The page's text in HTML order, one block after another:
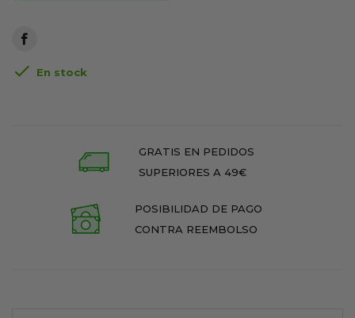
 En stock
GRATIS EN PEDIDOS
SUPERIORES A 49€
POSIBILIDAD DE PAGO
CONTRA REEMBOLSO